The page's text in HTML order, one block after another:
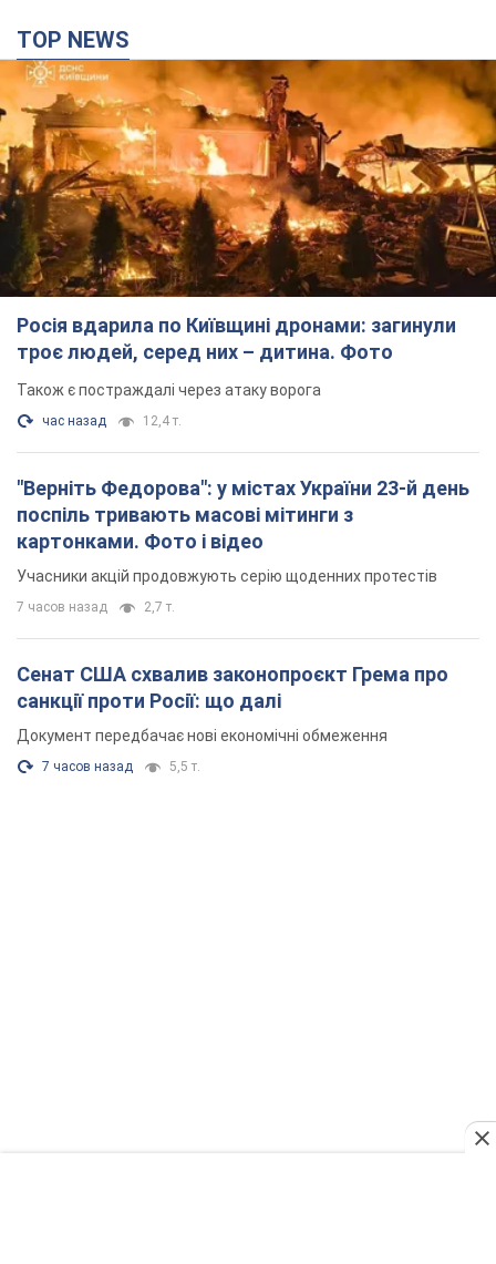
Росія вдарила по Київщині дронами: загинули
троє людей, серед них – дитина. Фото
Також є постраждалі через атаку ворога
час назад 12,4 т.
"Верніть Федорова": у містах України 23-й день
поспіль тривають масові мітинги з
картонками. Фото і відео
Учасники акцій продовжують серію щоденних протестів
7 часов назад 2,7 т.
Сенат США схвалив законопроєкт Грема про
санкції проти Росії: що далі
Документ передбачає нові економічні обмеження
7 часов назад 5,5 т.